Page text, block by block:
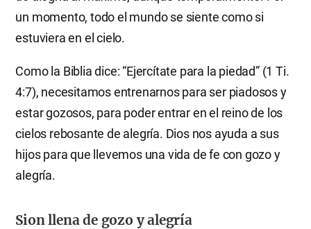
un momento, todo el mundo se siente como si
estuviera en el cielo.
Como la Biblia dice: “Ejercítate para la piedad” (1 Ti.
4:7), necesitamos entrenarnos para ser piadosos y
estar gozosos, para poder entrar en el reino de los
cielos rebosante de alegría. Dios nos ayuda a sus
hijos para que llevemos una vida de fe con gozo y
alegría.
Sion llena de gozo y alegría